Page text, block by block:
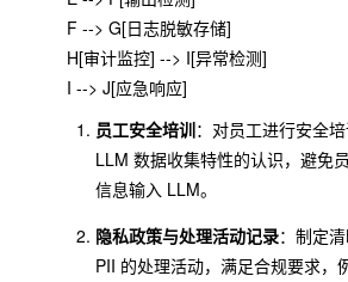
员工安全培训：对员工进行安全
LLM 数据收集特性的认识，避免
信息输入 LLM。
隐私政策与处理活动记录：制定
PII 的处理活动，满足合规要求，